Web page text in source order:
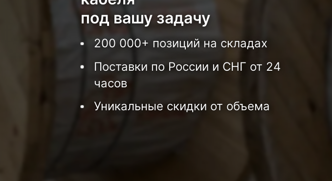
под вашу задачу
200 000+ позиций на складах
Поставки по России и СНГ от 24
часов
Уникальные скидки от объема